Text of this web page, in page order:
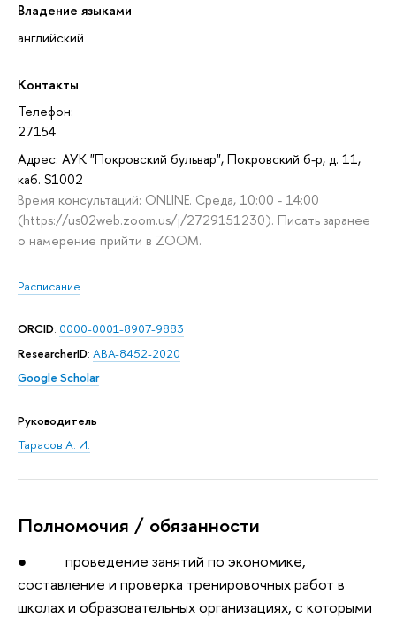
Владение языками
английский
Контакты
Телефон:
27154
Адрес: АУК "Покровский бульвар", Покровский б-р, д. 11,
каб. S1002
Время консультаций: ONLINE. Среда, 10:00 - 14:00
(https://us02web.zoom.us/j/2729151230). Писать заранее
о намерение прийти в ZOOM.
Расписание
ORCID: 0000-0001-8907-9883
ResearcherID: ABA-8452-2020
Google Scholar
Руководитель
Тарасов А. И.
Полномочия / обязанности
● проведение занятий по экономике,
составление и проверка тренировочных работ в
школах и образовательных организациях, с которыми